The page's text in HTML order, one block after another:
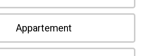
Appartement